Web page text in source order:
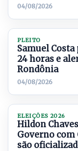
04/08/2026
PLEITO
Samuel
24 horas e
Rondônia
04/08/2026
ELEIÇÕES 2026
Hildon
Governo
são